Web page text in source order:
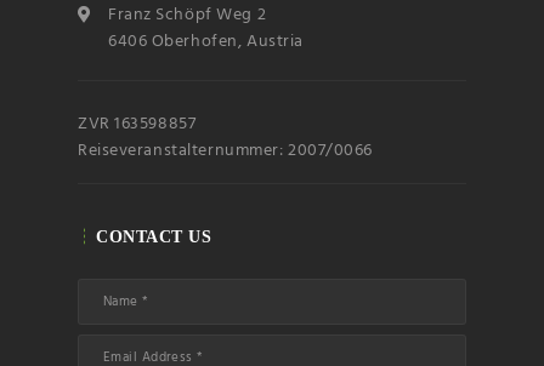
Franz Schöpf Weg 2
6406 Oberhofen, Austria
ZVR 163598857
Reiseveranstalternummer: 2007/0066
CONTACT US
Email
Subscribin
g I
accept the privacy
rules of this site